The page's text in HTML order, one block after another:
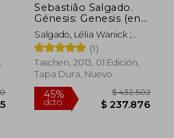
Sebastião Salgado.
Génesis: Genesis (en
Inglés)
Salgado, Lélia Wanick ;
Salgado, Sebastião
(1)
Taschen, 2013, 01 Edición,
Tapa Dura, Nuevo